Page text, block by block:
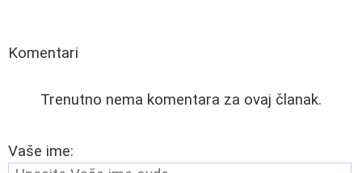
Komentari
Trenutno nema komentara za ovaj članak.
Vaše ime: